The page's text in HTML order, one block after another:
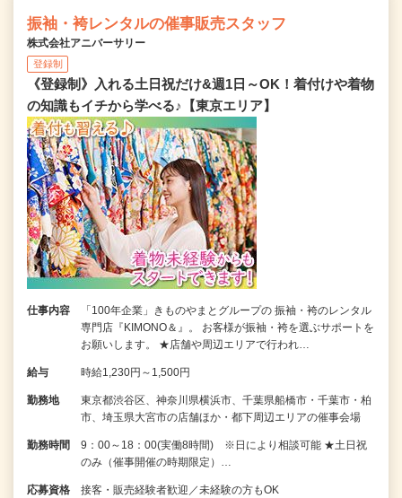
振袖・袴レンタルの催事販売スタッフ
株式会社アニバーサリー
登録制
《登録制》入れる土日祝だけ&週1日～OK！着付けや着物
の知識もイチから学べる♪【東京エリア】
仕事内容
「100年企業」きものやまとグループの 振袖・袴のレンタル
専門店『KIMONO＆』。 お客様が振袖・袴を選ぶサポートを
お願いします。 ★店舗や周辺エリアで行われ…
給与 時給1,230円～1,500円
勤務地
東京都渋谷区、神奈川県横浜市、千葉県船橋市・千葉市・柏
市、埼玉県大宮市の店舗ほか・都下周辺エリアの催事会場
勤務時間
9：00～18：00(実働8時間) ※日により相談可能 ★土日祝
のみ（催事開催の時期限定）…
応募資格 接客・販売経験者歓迎／未経験の方もOK